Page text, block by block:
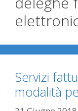
Servizi
modalità